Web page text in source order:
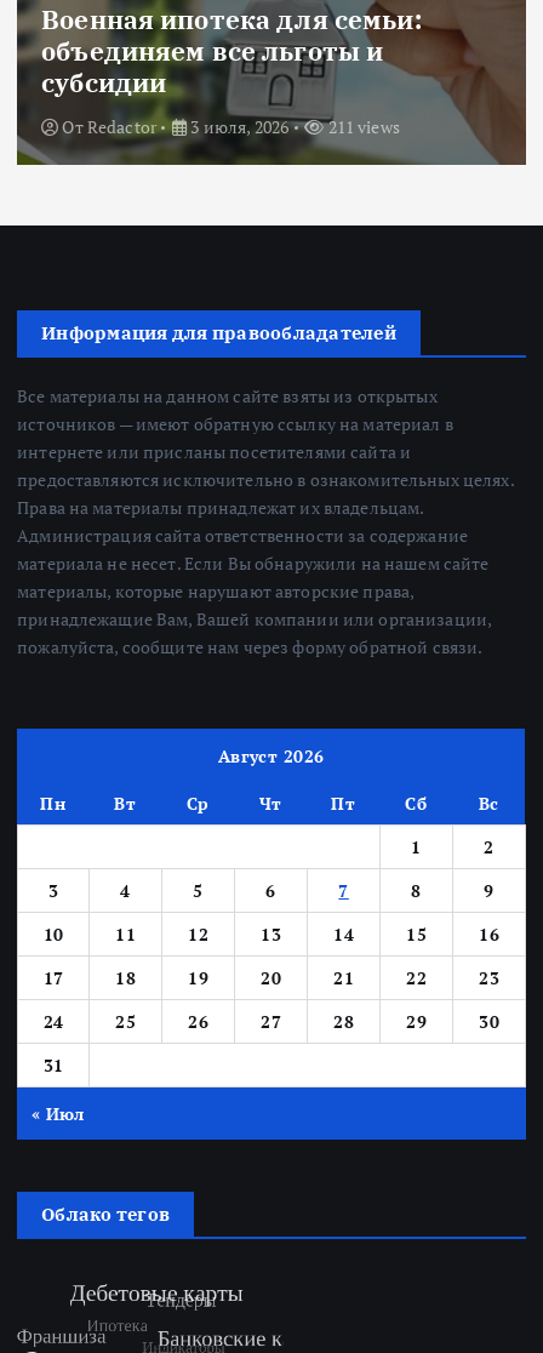
Военная ипотека для семьи:
объединяем все льготы и
субсидии
ОтRedactor 3 июля, 2026 211 views
Информация для правообладателей
Все материалы на данном сайте взяты из открытых
источников — имеют обратную ссылку на материал в
интернете или присланы посетителями сайта и
предоставляются исключительно в ознакомительных целях.
Права на материалы принадлежат их владельцам.
Администрация сайта ответственности за содержание
материала не несет. Если Вы обнаружили на нашем сайте
материалы, которые нарушают авторские права,
принадлежащие Вам, Вашей компании или организации,
пожалуйста, сообщите нам через форму обратной связи.
Август 2026
Пн Вт Ср Чт Пт Сб
Вс
1
2
3
4 5 6 7 8
9
10
11 12 13 14 15
16
17
18 19 20 21 22
23
24
25 26 27 28 29
30
31
« Июл
Облако тегов